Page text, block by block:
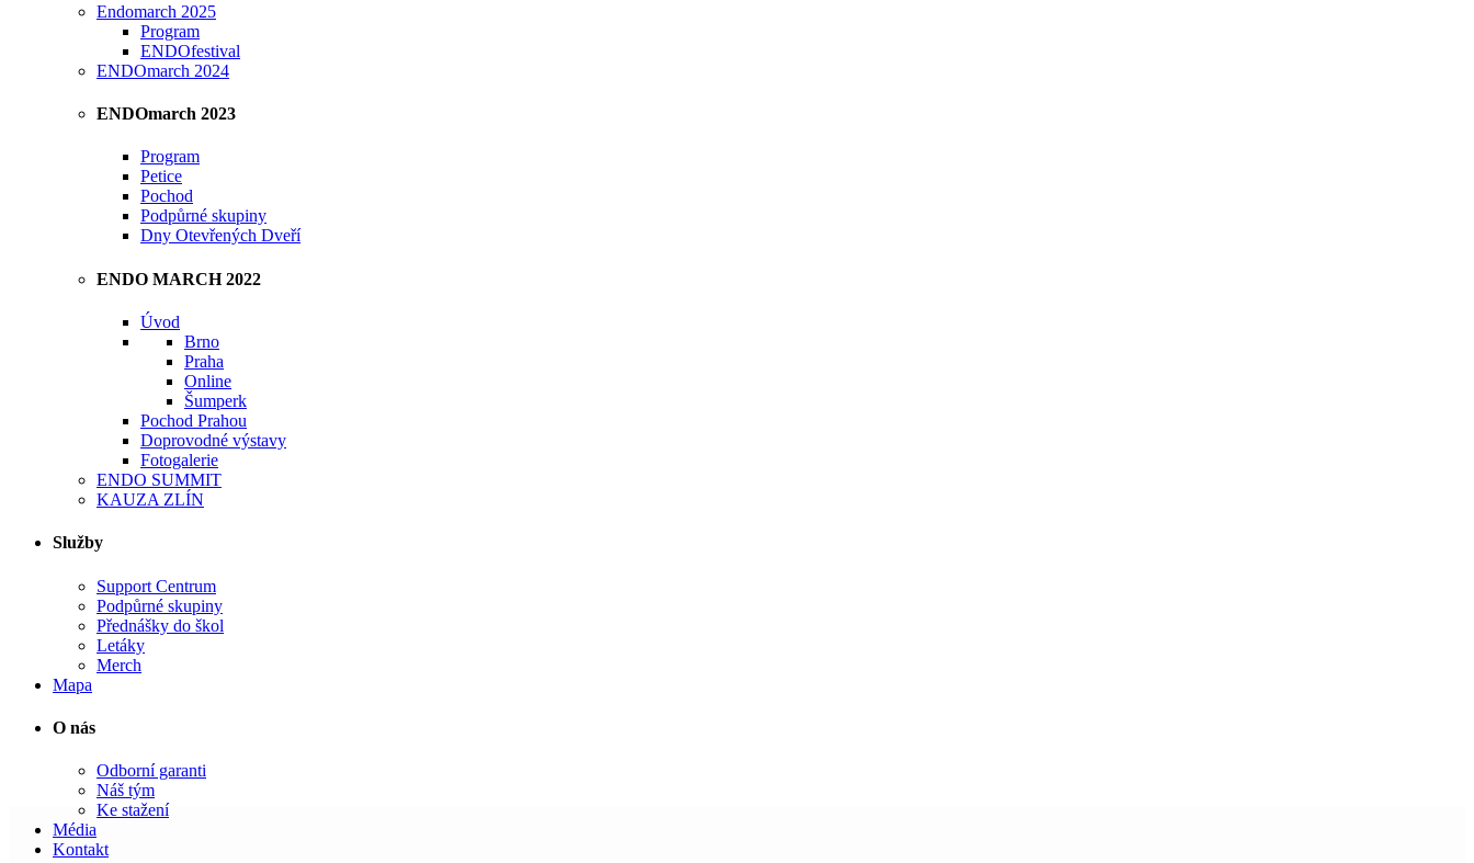
Endomarch 2025
Program
ENDOfestival
ENDOmarch 2024
ENDOmarch 2023
Program
Petice
Pochod
Podpůrné skupiny
Dny Otevřených Dveří
ENDO MARCH 2022
Úvod
Brno
Praha
Online
Šumperk
Pochod Prahou
Doprovodné výstavy
Fotogalerie
ENDO SUMMIT
KAUZA ZLÍN
Služby
Support Centrum
Podpůrné skupiny
Přednášky do škol
Letáky
Merch
Mapa
O nás
Odborní garanti
Náš tým
Ke stažení
Média
Kontakt